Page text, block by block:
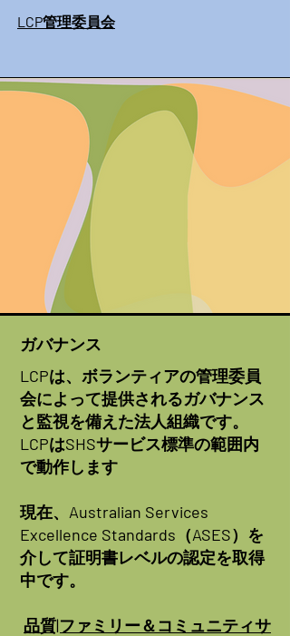
LCP管理委員会
ガバナンス
LCPは、ボランティアの管理委員
会によって提供されるガバナンス
と監視を備えた法人組織です。
LCPはSHSサービス標準の範囲内
で動作します
現在、Australian Services
Excellence Standards（ASES）を
介して証明書レベルの認定を取得
中です。
品質|ファミリー＆コミュニティサ